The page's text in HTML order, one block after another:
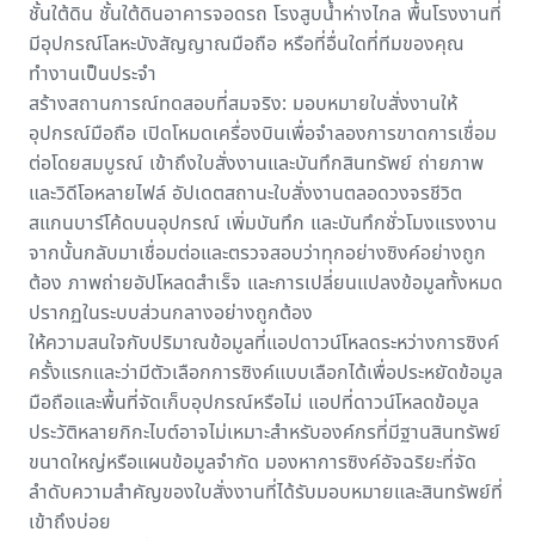
ชั้นใต้ดิน ชั้นใต้ดินอาคารจอดรถ โรงสูบน้ำห่างไกล พื้นโรงงานที่
มีอุปกรณ์โลหะบังสัญญาณมือถือ หรือที่อื่นใดที่ทีมของคุณ
ทำงานเป็นประจำ
สร้างสถานการณ์ทดสอบที่สมจริง: มอบหมายใบสั่งงานให้
อุปกรณ์มือถือ เปิดโหมดเครื่องบินเพื่อจำลองการขาดการเชื่อม
ต่อโดยสมบูรณ์ เข้าถึงใบสั่งงานและบันทึกสินทรัพย์ ถ่ายภาพ
และวิดีโอหลายไฟล์ อัปเดตสถานะใบสั่งงานตลอดวงจรชีวิต
สแกนบาร์โค้ดบนอุปกรณ์ เพิ่มบันทึก และบันทึกชั่วโมงแรงงาน
จากนั้นกลับมาเชื่อมต่อและตรวจสอบว่าทุกอย่างซิงค์อย่างถูก
ต้อง ภาพถ่ายอัปโหลดสำเร็จ และการเปลี่ยนแปลงข้อมูลทั้งหมด
ปรากฏในระบบส่วนกลางอย่างถูกต้อง
ให้ความสนใจกับปริมาณข้อมูลที่แอปดาวน์โหลดระหว่างการซิงค์
ครั้งแรกและว่ามีตัวเลือกการซิงค์แบบเลือกได้เพื่อประหยัดข้อมูล
มือถือและพื้นที่จัดเก็บอุปกรณ์หรือไม่ แอปที่ดาวน์โหลดข้อมูล
ประวัติหลายกิกะไบต์อาจไม่เหมาะสำหรับองค์กรที่มีฐานสินทรัพย์
ขนาดใหญ่หรือแผนข้อมูลจำกัด มองหาการซิงค์อัจฉริยะที่จัด
ลำดับความสำคัญของใบสั่งงานที่ได้รับมอบหมายและสินทรัพย์ที่
เข้าถึงบ่อย